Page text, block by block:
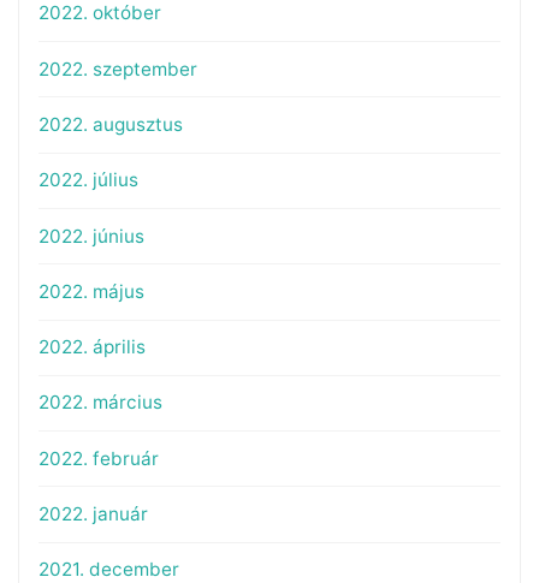
2022. október
2022. szeptember
2022. augusztus
2022. július
2022. június
2022. május
2022. április
2022. március
2022. február
2022. január
2021. december